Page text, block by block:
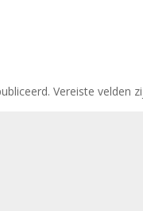
Vereiste velden